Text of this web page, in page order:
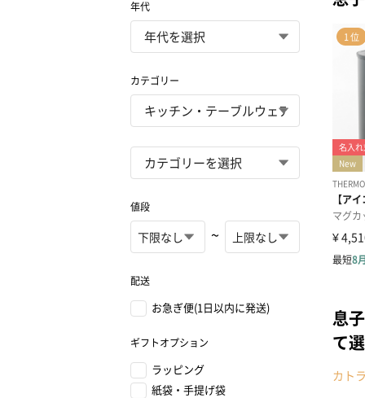
年代
カテゴリー
値段
~
配送
お急ぎ便(1日以内に発送)
ギフトオプション
ラッピング
紙袋・手提げ袋
息
て
カト